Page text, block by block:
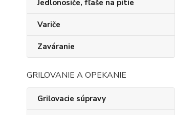
Jedlonosiče, fľaše na pitie
Variče
Zaváranie
GRILOVANIE A OPEKANIE
Grilovacie súpravy